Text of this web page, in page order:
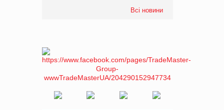
Всі новини